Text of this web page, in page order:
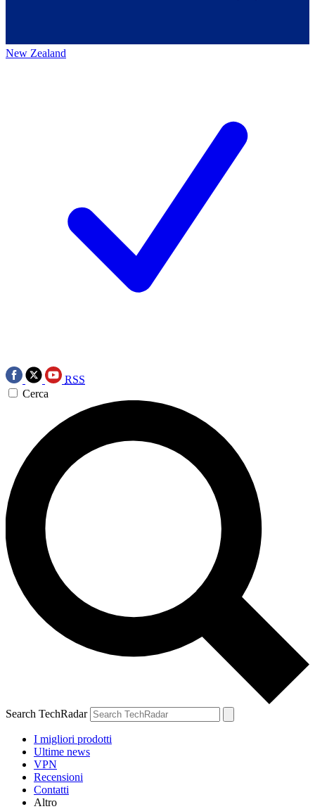
New Zealand
RSS
Cerca
Search TechRadar
I migliori prodotti
Ultime news
VPN
Recensioni
Contatti
Altro